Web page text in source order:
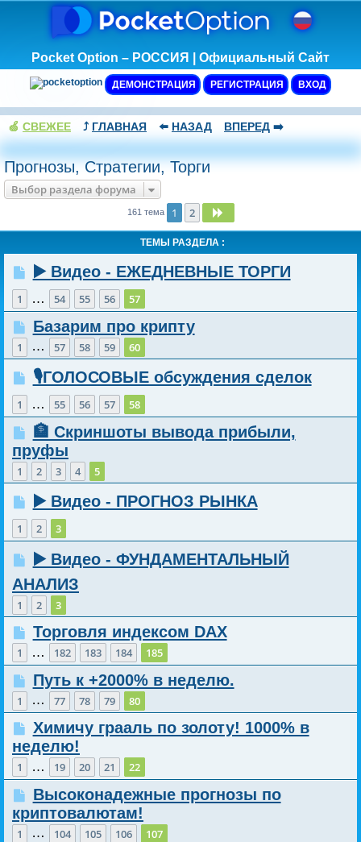
Pocket Option – РОССИЯ | Официальный Сайт
ДЕМОНСТРАЦИЯ РЕГИСТРАЦИЯ ВХОД
🍏 СВЕЖЕЕ ⤴️ ГЛАВНАЯ ⬅️ НАЗАД ВПЕРЕД ➡️
Прогнозы, Стратегии, Торги
Выбор раздела форума
161 тема 1 2
ТЕМЫ РАЗДЕЛА :
▶️ Видео - ЕЖЕДНЕВНЫЕ ТОРГИ
1 … 54 55 56 57
Базарим про крипту
1 … 57 58 59 60
🎙️ГОЛОСОВЫЕ обсуждения сделок
1 … 55 56 57 58
🏦 Скриншоты вывода прибыли,
пруфы
1 2 3 4 5
▶️ Видео - ПРОГНОЗ РЫНКА
1 2 3
▶️ Видео - ФУНДАМЕНТАЛЬНЫЙ
АНАЛИЗ
1 2 3
Торговля индексом DAX
1 … 182 183 184 185
Путь к +2000% в неделю.
1 … 77 78 79 80
Химичу грааль по золоту! 1000% в
неделю!
1 … 19 20 21 22
Высоконадежные прогнозы по
криптовалютам!
1 … 104 105 106 107